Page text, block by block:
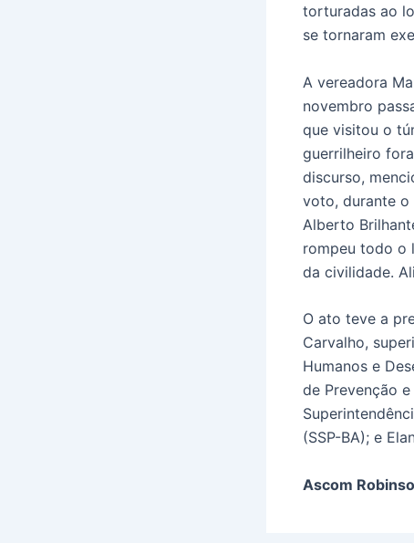
torturadas ao
se tornaram
A vereadora
novembro
que visitou o
guerrilheiro
discurso,
voto, durante o
Alberto
rompeu todo o
da civilidade.
O ato teve a
Carvalho,
Humanos e
de Prevenção
(SSP-BA); e
Ascom